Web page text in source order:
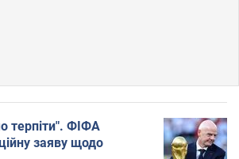
терпіти". ФІФА
заяву щодо